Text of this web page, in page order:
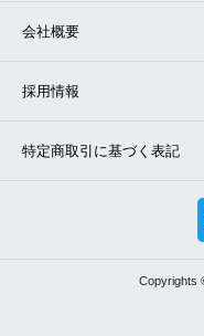
会社概要
採用情報
特定商取引に基づく表記
Copyrights